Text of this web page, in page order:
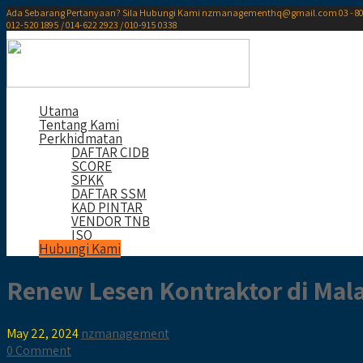
Ada Sebarang Pertanyaan? Sila Hubungi Kami nzmanagementhq@gmail.com 03 -
012-520 1895 / 014-622 2923 / 010-915 0338
Utama
Tentang Kami
Perkhidmatan
DAFTAR CIDB
SCORE
SPKK
DAFTAR SSM
KAD PINTAR
VENDOR TNB
ISO
Hubungi Kami
Renew Lesen Kontraktor di
May 22, 2024 nzmanagement
0 Comment